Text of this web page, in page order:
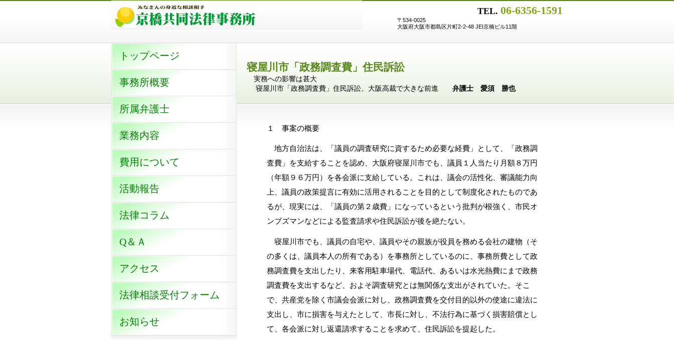
TEL. 06-6356-1591
〒534-0025
大阪府大阪市都島区片町2-2-48 JEI京橋ビル11階
寝屋川市「政務調査費」住民訴訟
実務への影響は甚大
寝屋川市「政務調査費」住民訴訟、大阪高裁で大きな前進 弁護士 愛須 勝也
１ 事案の概要
地方自治法は、「議員の調査研究に資するため必要な経費」として、「政務調
査費」を支給することを認め、大阪府寝屋川市でも、議員１人当たり月額８万円
（年額９６万円）を各会派に支給している。これは、議会の活性化、審議能力向
上、議員の政策提言に有効に活用されることを目的として制度化されたものであ
るが、現実には、「議員の第２歳費」になっているという批判が根強く、市民オ
ンブズマンなどによる監査請求や住民訴訟が後を絶たない。
寝屋川市でも、議員の自宅や、議員やその親族が役員を務める会社の建物（そ
の多くは、議員本人の所有である）を事務所としているのに、事務所費として政
務調査費を支出したり、来客用駐車場代、電話代、あるいは水光熱費にまで政務
調査費を支出するなど、およそ調査研究とは無関係な支出がされていた。そこ
で、共産党を除く市議会会派に対し、政務調査費を交付目的以外の使途に違法に
支出し、市に損害を与えたとして、市長に対し、不法行為に基づく損害賠償とし
て、各会派に対し返還請求することを求めて、住民訴訟を提起した。
トップページ
事務所概要
所属弁護士
業務内容
費用について
活動報告
法律コラム
Q＆Ａ
アクセス
法律相談受付フォーム
お知らせ